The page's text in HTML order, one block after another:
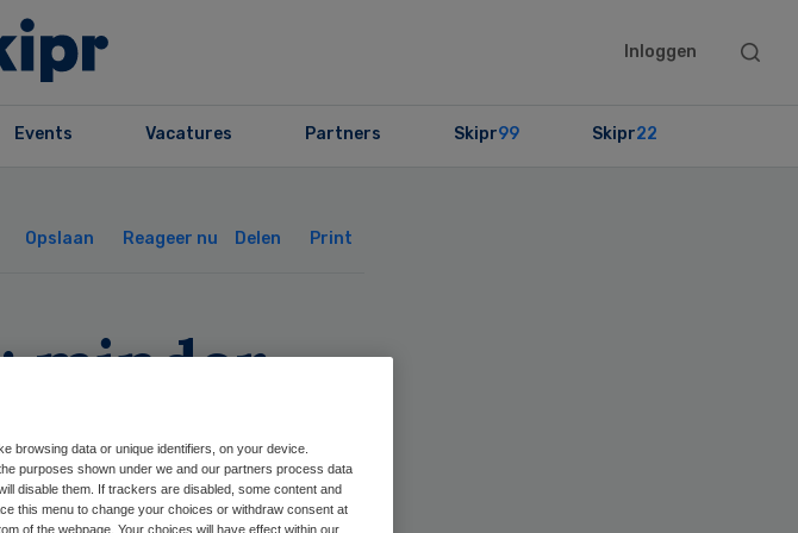
Inloggen
Search
Events Vacatures Partners Skipr99 Skipr22
Opslaan Reageer nu Delen Print
minder
browsing data or unique identifiers, on your device.
purposes shown under we and our partners process data
disable them. If trackers are disabled, some content and
this menu to change your choices or withdraw consent at
of the webpage. Your choices will have effect within our